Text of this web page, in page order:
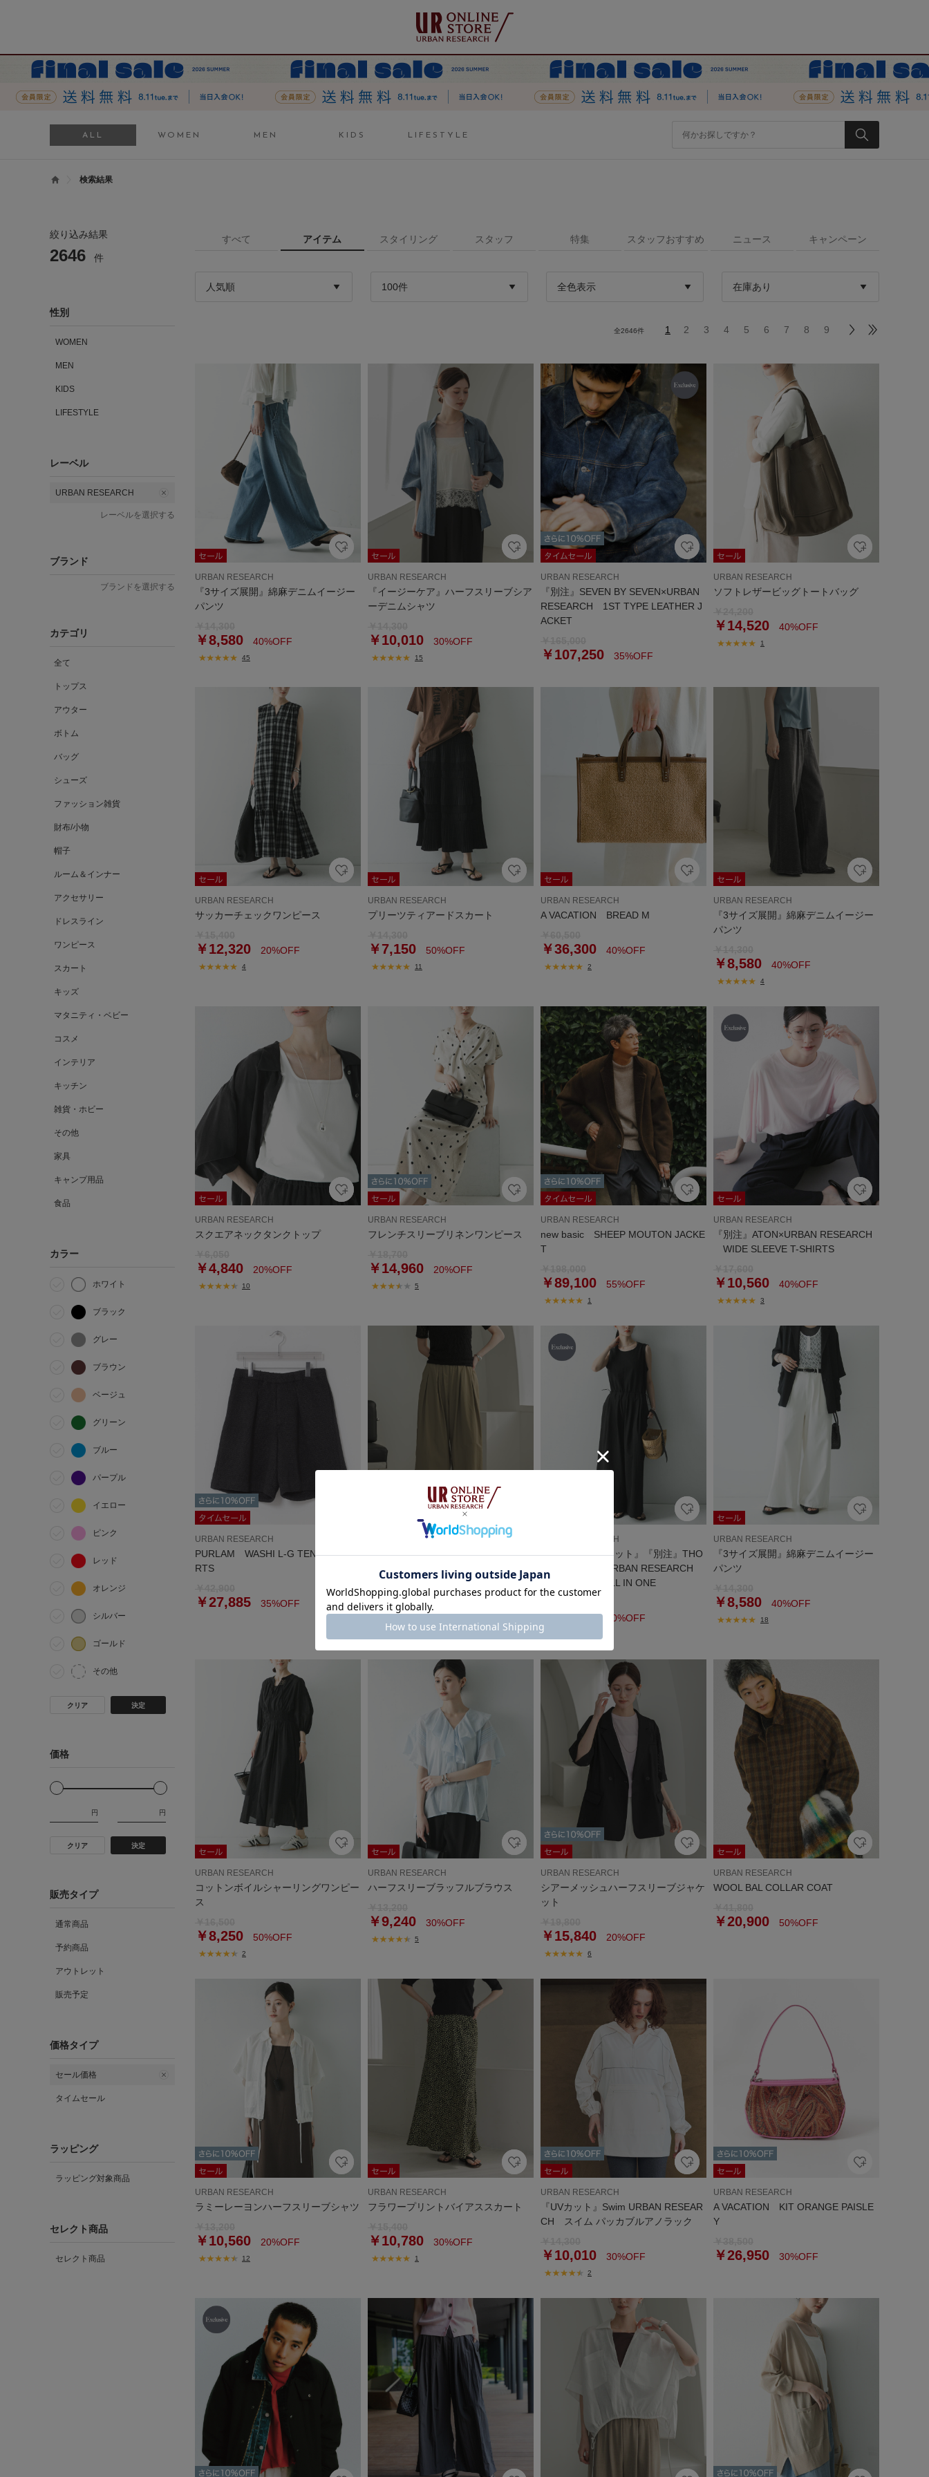
ALL WOMEN MEN KIDS LIFESTYLE
検索結果
絞り込み結果
2646 件
性別
WOMEN
MEN
KIDS
LIFESTYLE
レーベル
URBAN RESEARCH
レーベルを選択する
ブランド
ブランドを選択する
カテゴリ
全て
トップス
アウター
ボトム
バッグ
シューズ
ファッション雑貨
財布/小物
帽子
ルーム＆インナー
アクセサリー
ドレスライン
ワンピース
スカート
キッズ
マタニティ・ベビー
コスメ
インテリア
キッチン
雑貨・ホビー
その他
家具
キャンプ用品
食品
カラー
ホワイト
ブラック
グレー
ブラウン
ベージュ
グリーン
ブルー
パープル
イエロー
ピンク
レッド
オレンジ
シルバー
ゴールド
その他
クリア 決定
価格
円 円
クリア 決定
販売タイプ
通常商品
予約商品
アウトレット
販売予定
価格タイプ
セール価格
タイムセール
ラッピング
ラッピング対象商品
セレクト商品
セレクト商品
すべて アイテム スタイリング スタッフ 特集 スタッフおすすめ ニュース キャンペーン
全2646件 1 2 3 4 5 6 7 8 9
URBAN RESEARCH
『3サイズ展開』綿麻デニムイージー
パンツ
￥8,580 40%OFF
45
URBAN RESEARCH
『イージーケア』ハーフスリーブシア
ーデニムシャツ
￥10,010 30%OFF
15
URBAN RESEARCH
『別注』SEVEN BY SEVEN×URBAN
RESEARCH 1ST TYPE LEATHER J
ACKET
￥107,250 35%OFF
URBAN RESEARCH
ソフトレザービッグトートバッグ
￥14,520 40%OFF
1
URBAN RESEARCH
サッカーチェックワンピース
￥12,320 20%OFF
4
URBAN RESEARCH
プリーツティアードスカート
￥7,150 50%OFF
11
URBAN RESEARCH
A VACATION BREAD M
￥36,300 40%OFF
2
URBAN RESEARCH
『3サイズ展開』綿麻デニムイージー
パンツ
￥8,580 40%OFF
4
URBAN RESEARCH
スクエアネックタンクトップ
￥4,840 20%OFF
10
URBAN RESEARCH
フレンチスリーブリネンワンピース
￥14,960 20%OFF
5
URBAN RESEARCH
new basic SHEEP MOUTON JACKE
T
￥89,100 55%OFF
1
URBAN RESEARCH
『別注』ATON×URBAN RESEARCH
WIDE SLEEVE T-SHIRTS
￥10,560 40%OFF
3
URBAN RESEARCH
PURLAM WASHI L-G TENJIKU SHO
RTS
￥27,885 35%OFF
URBAN RESEARCH
『UR TECH/撥水/UVカット』ギャザ
ーワイドパンツ
￥13,200
￥9,24030%OFF
URBAN RESEARCH
『吸水速乾/UVカット』『別注』THO
USAND MILE×URBAN RESEARCH
SLEEVELESS ALL IN ONE
￥13,200 20%OFF
URBAN RESEARCH
『3サイズ展開』綿麻デニムイージー
パンツ
￥8,580 40%OFF
18
URBAN RESEARCH
コットンボイルシャーリングワンピー
ス
￥8,250 50%OFF
2
URBAN RESEARCH
ハーフスリーブラッフルブラウス
￥9,240 30%OFF
5
URBAN RESEARCH
シアーメッシュハーフスリーブジャケ
ット
￥15,840 20%OFF
6
URBAN RESEARCH
WOOL BAL COLLAR COAT
￥20,900 50%OFF
URBAN RESEARCH
ラミーレーヨンハーフスリーブシャツ
￥10,560 20%OFF
12
URBAN RESEARCH
フラワープリントバイアススカート
￥10,780 30%OFF
1
URBAN RESEARCH
『UVカット』Swim URBAN RESEAR
CH スイム パッカブルアノラック
￥10,010 30%OFF
2
URBAN RESEARCH
A VACATION KIT ORANGE PAISLE
Y
￥26,950 30%OFF